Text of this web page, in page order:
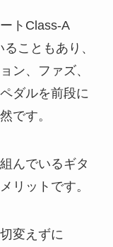
トClass-A
こともあり、
ン、ファズ、
ダルを前段に
です。
んでいるギタ
リットです。
変えずに